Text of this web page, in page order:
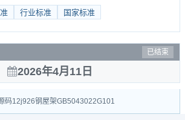
行业标准 国家标准
已结束
2026年4月11日
码12j926钢屋架GB5043022G101